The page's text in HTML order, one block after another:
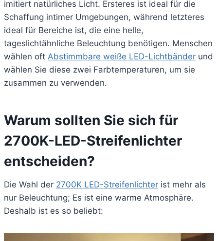
imitiert natürliches Licht. Ersteres ist ideal für die
Schaffung intimer Umgebungen, während letzteres
ideal für Bereiche ist, die eine helle,
tageslichtähnliche Beleuchtung benötigen. Menschen
wählen oft Abstimmbare weiße LED-Lichtbänder und
wählen Sie diese zwei Farbtemperaturen, um sie
zusammen zu verwenden.
Warum sollten Sie sich für
2700K-LED-Streifenlichter
entscheiden?
Die Wahl der 2700K LED-Streifenlichter ist mehr als
nur Beleuchtung; Es ist eine warme Atmosphäre.
Deshalb ist es so beliebt: